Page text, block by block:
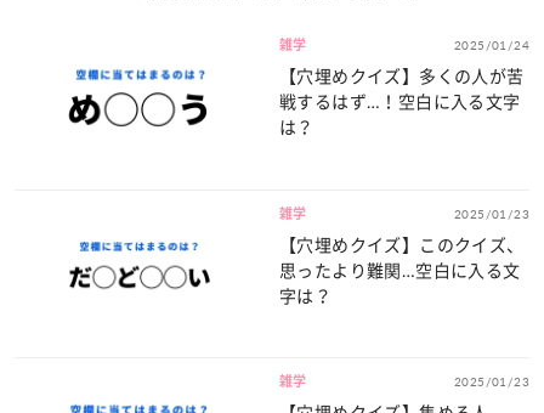
雑学 2025/01/24
【穴埋めクイズ】多くの人が苦
戦するはず…！空白に入る文字
は？
雑学 2025/01/23
【穴埋めクイズ】このクイズ、
思ったより難関…空白に入る文
字は？
雑学 2025/01/23